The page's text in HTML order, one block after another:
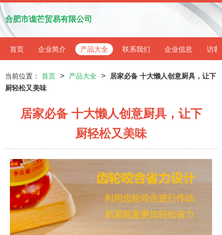
合肥市谯芒贸易有限公司
首页 企业简介 产品大全 联系我们 企业信息 访客
当前位置： 首页 > 产品大全 >
居家必备 十大懒人创意厨具，让下
厨轻松又美味
居家必备 十大懒人创意厨具，让下
厨轻松又美味